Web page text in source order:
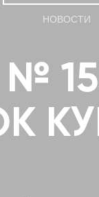
НОВОСТИ
№